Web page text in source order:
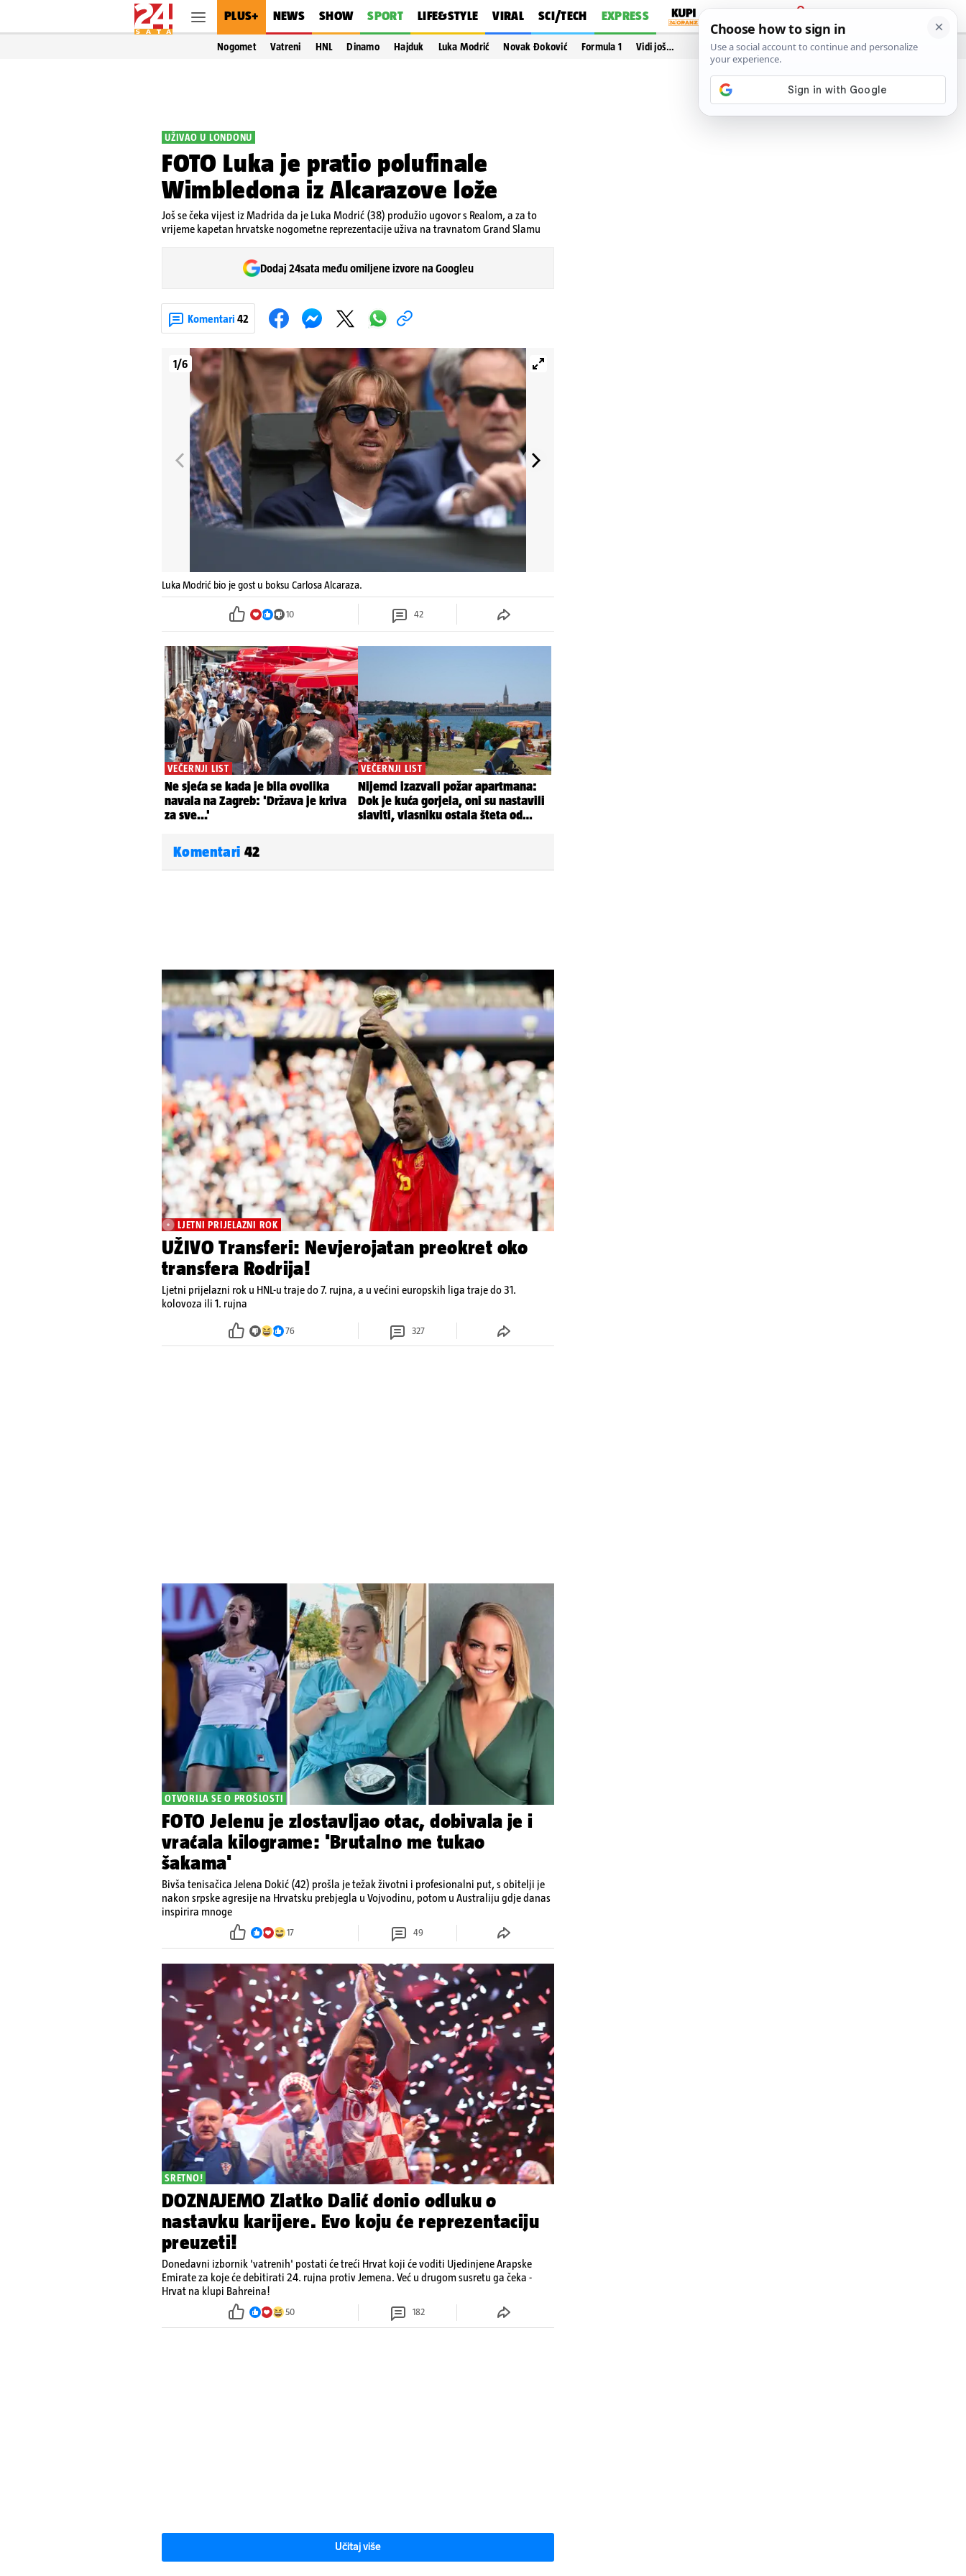
PLUS+ NEWS SHOW SPORT LIFE&STYLE VIRAL SCI/TECH EXPRESS
PRIJAVA
Nogomet Vatreni HNL Dinamo Hajduk Luka Modrić Novak Đoković Formula 1 Vidi još…
UŽIVAO U LONDONU
FOTO Luka je pratio polufinale
Wimbledona iz Alcarazove lože
Još se čeka vijest iz Madrida da je Luka Modrić (38) produžio ugovor s Realom, a za to
vrijeme kapetan hrvatske nogometne reprezentacije uživa na travnatom Grand Slamu
Dodaj 24sata među omiljene izvore na Googleu
Komentari 42
1/6
Luka Modrić bio je gost u boksu Carlosa Alcaraza.
10 42
Komentari 42
LJETNI PRIJELAZNI ROK
UŽIVO Transferi: Nevjerojatan preokret oko
transfera Rodrija!
Ljetni prijelazni rok u HNL-u traje do 7. rujna, a u većini europskih liga traje do 31.
kolovoza ili 1. rujna
76 327
OTVORILA SE O PROŠLOSTI
FOTO Jelenu je zlostavljao otac, dobivala je i
vraćala kilograme: 'Brutalno me tukao
šakama'
Bivša tenisačica Jelena Dokić (42) prošla je težak životni i profesionalni put, s obitelji je
nakon srpske agresije na Hrvatsku prebjegla u Vojvodinu, potom u Australiju gdje danas
inspirira mnoge
17 49
SRETNO!
DOZNAJEMO Zlatko Dalić donio odluku o
nastavku karijere. Evo koju će reprezentaciju
preuzeti!
Donedavni izbornik 'vatrenih' postati će treći Hrvat koji će voditi Ujedinjene Arapske
Emirate za koje će debitirati 24. rujna protiv Jemena. Već u drugom susretu ga čeka -
Hrvat na klupi Bahreina!
50 182
Učitaj više